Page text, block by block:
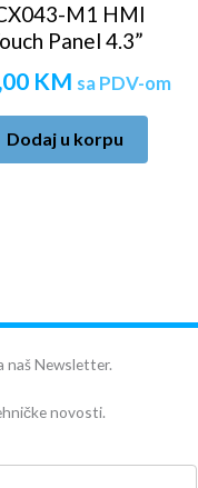
M1 HMI
Panel 4.3”
KM sa PDV-om
Dodaj u korpu
naš Newsletter.
novosti.